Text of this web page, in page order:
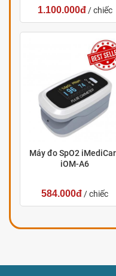
1.100.000đ/ chiếc
Máy đo SpO2
iOM-A6
584.000đ / chiếc